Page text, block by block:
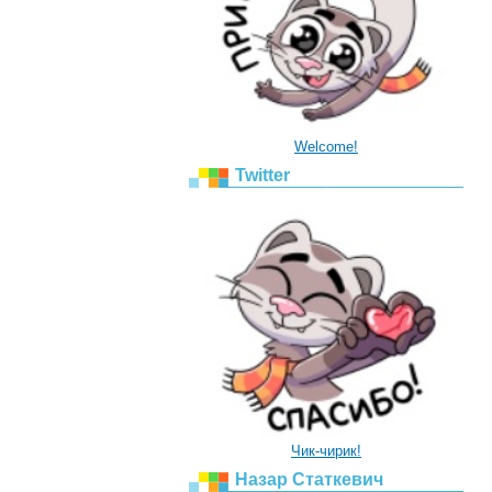
Welcome!
Twitter
Чик-чирик!
Назар Статкевич